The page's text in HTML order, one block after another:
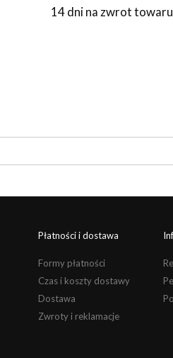
14 dni na zwrot towaru
Płatności i dostawa
Formy płatności
Czas i koszty dostawy
Dostawa
Zwroty i reklamacje